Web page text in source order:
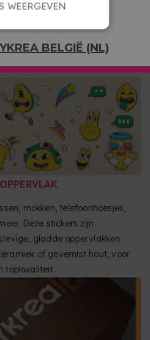
BELGIË (NL)
echt laat opvallen. Je kunt
of matte afwerking,
naar jouw smaak is. Een
illustraties of namen meer
mokken, telefoonhoesjes,
Deze stickers zijn
gladde oppervlakken
of gevernist hout, voor
topkwaliteit.
WEERGEVEN